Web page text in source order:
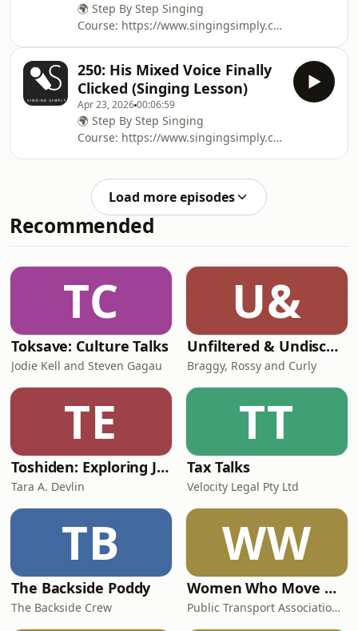
🌍 Step By Step Singing
Course: ⁠⁠⁠⁠⁠⁠⁠⁠⁠⁠⁠⁠⁠⁠⁠⁠⁠⁠⁠⁠⁠⁠⁠⁠⁠⁠⁠⁠⁠⁠⁠⁠⁠⁠⁠⁠⁠⁠⁠⁠⁠⁠⁠⁠⁠⁠⁠⁠⁠⁠⁠⁠⁠⁠⁠⁠⁠⁠⁠⁠⁠⁠⁠⁠⁠⁠⁠⁠⁠⁠⁠⁠⁠⁠⁠⁠⁠⁠⁠⁠⁠⁠⁠⁠⁠⁠⁠⁠⁠⁠⁠⁠⁠⁠⁠⁠⁠⁠⁠⁠⁠⁠⁠⁠⁠⁠⁠⁠⁠⁠⁠⁠⁠⁠⁠⁠⁠⁠⁠⁠⁠⁠⁠⁠⁠⁠⁠⁠https://www.singingsimply.com/courses/
250: His Mixed Voice Finally
Clicked (Singing Lesson)
Apr 23, 202600:06:59
🌍 Step By Step Singing
Course: ⁠⁠⁠⁠⁠⁠⁠⁠⁠⁠⁠⁠⁠⁠⁠⁠⁠⁠⁠⁠⁠⁠⁠⁠⁠⁠⁠⁠⁠⁠⁠⁠⁠⁠⁠⁠⁠⁠⁠⁠⁠⁠⁠⁠⁠⁠⁠⁠⁠⁠⁠⁠⁠⁠⁠⁠⁠⁠⁠⁠⁠⁠⁠⁠⁠⁠⁠⁠⁠⁠⁠⁠⁠⁠⁠⁠⁠⁠⁠⁠⁠⁠⁠⁠⁠⁠⁠⁠⁠⁠⁠⁠⁠⁠⁠⁠⁠⁠⁠⁠⁠⁠⁠⁠⁠⁠⁠⁠⁠⁠⁠⁠⁠⁠⁠⁠⁠⁠⁠⁠⁠⁠⁠⁠⁠⁠⁠https://www.singingsimply.com/courses/
Load more episodes
Recommended
TC
Toksave: Culture Talks
Jodie Kell and Steven Gagau
U&
Unfiltered & Undiscovered
Braggy, Rossy and Curly
TE
Toshiden: Exploring Japanese Urban Legends
Tara A. Devlin
TT
Tax Talks
Velocity Legal Pty Ltd
TB
The Backside Poddy
The Backside Crew
WW
Women Who Move Nations - The Public Transport Podcast
Public Transport Association Australia New Zealand